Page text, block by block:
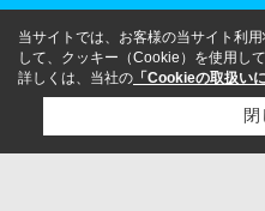
当サイトでは、お客様の当サイト利
して、クッキー（Cookie）を使用して
詳しくは、当社の 「Cookieの取扱い
閉